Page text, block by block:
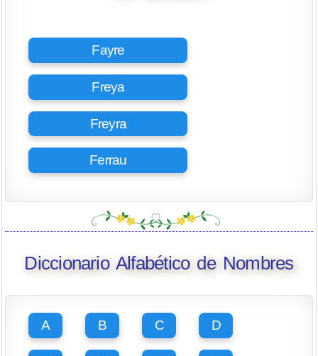
Fayre
Freya
Freyra
Ferrau
Diccionario Alfabético de Nombres
A B C D